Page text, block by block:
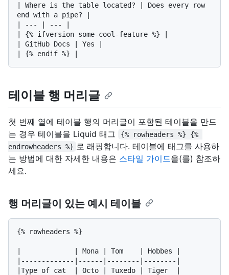
| Where is the table located? | Does every row
end with a pipe? |
| --- | --- |
| {% ifversion some-cool-feature %} |
| GitHub Docs | Yes |
테이블 행 머리글
첫 번째 열에 테이블 행의 머리글이 포함된 테이블을 만드
는 경우 테이블을 Liquid 태그
{% rowheaders %} {%
endrowheaders %} 로 래핑합니다. 테이블에 태그를 사용하
는 방법에 대한 자세한 내용은 스타일 가이드을(를) 참조하
세요.
행 머리글이 있는 예시 테이블
{% rowheaders %}
|             | Mona | Tom    | Hobbes |
|-------------|------|--------|--------|
|Type of cat  | Octo | Tuxedo | Tiger  |